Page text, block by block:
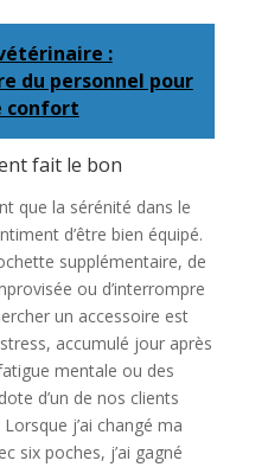
:
du personnel pour
confort
fait le bon
que la sérénité dans le
d’être bien équipé.
supplémentaire, de
ou d’interrompre
un accessoire est
accumulé jour après
mentale ou des
d’un de nos clients
j’ai changé ma
six poches, j’ai gagné